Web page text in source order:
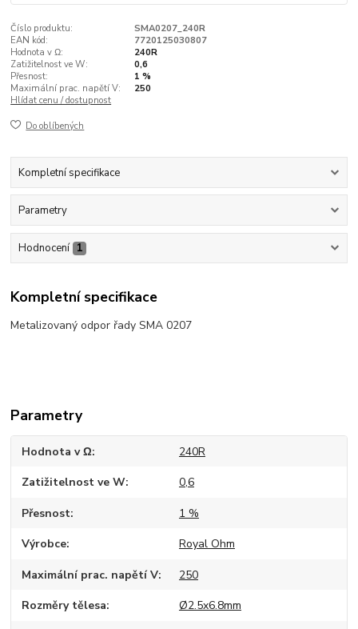
Číslo produktu:
SMA0207_240R
EAN kód:
7720125030807
Hodnota v Ω:
240R
Zatižitelnost ve W:
0,6
Přesnost:
1 %
Maximální prac. napětí V:
250
Hlídat cenu / dostupnost
Do oblíbených
Kompletní specifikace
Parametry
Hodnocení 1
Kompletní specifikace
Metalizovaný odpor řady SMA 0207
Parametry
Hodnota v Ω 240R
Zatižitelnost ve W 0,6
Přesnost 1 %
Výrobce Royal Ohm
Maximální prac. napětí V 250
Rozměry tělesa Ø2.5x6.8mm